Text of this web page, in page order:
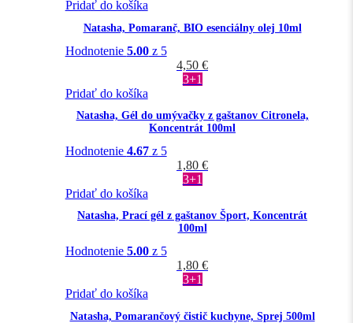
Pridať do košíka
Natasha, Pomaranč, BIO esenciálny olej 10ml
Hodnotenie 5.00z 5
4,50 €
3+1
Pridať do košíka
Natasha, Gél do umývačky z gaštanov Citronela,
Koncentrát 100ml
Hodnotenie 4.67z 5
1,80 €
3+1
Pridať do košíka
Natasha, Prací gél z gaštanov Šport, Koncentrát
100ml
Hodnotenie 5.00z 5
1,80 €
3+1
Pridať do košíka
Natasha, Pomarančový čistič kuchyne, Sprej 500ml